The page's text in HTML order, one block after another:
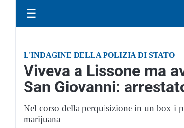
☰
L'INDAGINE DELLA POLIZIA DI STATO
Viveva a Lissone ma
San Giovanni:
Nel corso della perquisizione in un box i
marijuana